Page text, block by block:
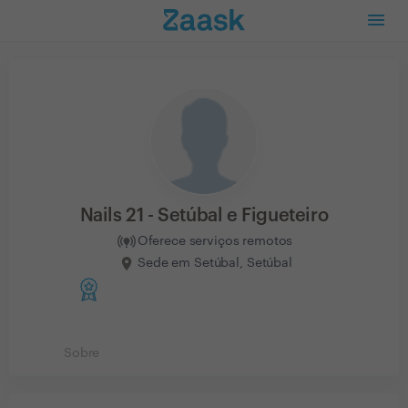
Nails 21 - Setúbal e Figueteiro
Oferece serviços remotos
Sede em Setúbal, Setúbal
Sobre